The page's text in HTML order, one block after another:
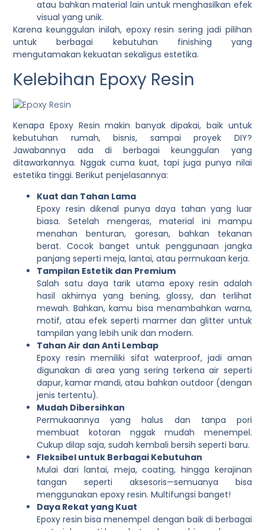
atau bahkan material lain untuk menghasilkan efek
visual yang unik.
Karena keunggulan inilah, epoxy resin sering jadi pilihan
untuk berbagai kebutuhan finishing yang
mengutamakan kekuatan sekaligus estetika.
Kelebihan Epoxy Resin
Kenapa Epoxy Resin makin banyak dipakai, baik untuk
kebutuhan rumah, bisnis, sampai proyek DIY?
Jawabannya ada di berbagai keunggulan yang
ditawarkannya. Nggak cuma kuat, tapi juga punya nilai
estetika tinggi. Berikut penjelasannya:
Kuat dan Tahan Lama
Epoxy resin dikenal punya daya tahan yang luar
biasa. Setelah mengeras, material ini mampu
menahan benturan, goresan, bahkan tekanan
berat. Cocok banget untuk penggunaan jangka
panjang seperti meja, lantai, atau permukaan kerja.
Tampilan Estetik dan Premium
Salah satu daya tarik utama epoxy resin adalah
hasil akhirnya yang bening, glossy, dan terlihat
mewah. Bahkan, kamu bisa menambahkan warna,
motif, atau efek seperti marmer dan glitter untuk
tampilan yang lebih unik dan modern.
Tahan Air dan Anti Lembap
Epoxy resin memiliki sifat waterproof, jadi aman
digunakan di area yang sering terkena air seperti
dapur, kamar mandi, atau bahkan outdoor (dengan
jenis tertentu).
Mudah Dibersihkan
Permukaannya yang halus dan tanpa pori
membuat kotoran nggak mudah menempel.
Cukup dilap saja, sudah kembali bersih seperti baru.
Fleksibel untuk Berbagai Kebutuhan
Mulai dari lantai, meja, coating, hingga kerajinan
tangan seperti aksesoris—semuanya bisa
menggunakan epoxy resin. Multifungsi banget!
Daya Rekat yang Kuat
Epoxy resin bisa menempel dengan baik di berbagai